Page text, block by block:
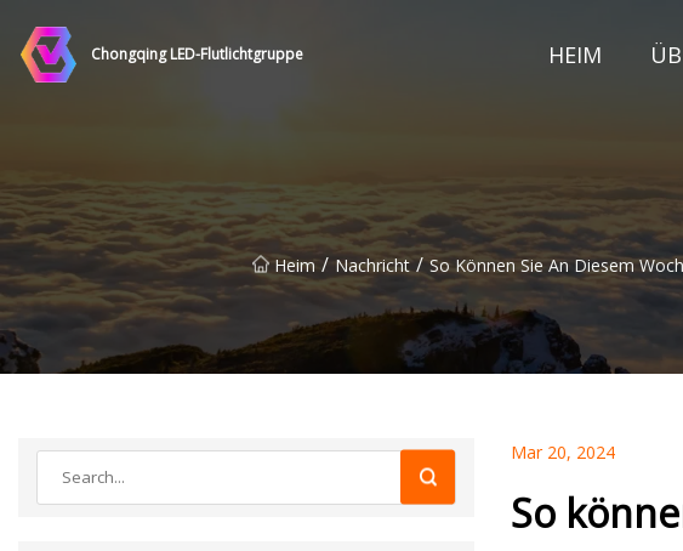
Chongqing LED-Flutlichtgruppe HEIM
Heim / Nachricht / So Können Sie An Diesem
Mar 20, 2024
So